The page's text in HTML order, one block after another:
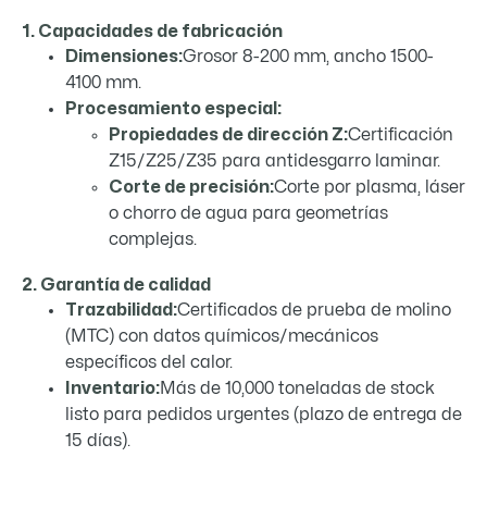
1. Capacidades de fabricación
Dimensiones:Grosor 8-200 mm, ancho 1500-
4100 mm.
Procesamiento especial:
Propiedades de dirección Z:Certificación
Z15/Z25/Z35 para antidesgarro laminar.
Corte de precisión:Corte por plasma, láser
o chorro de agua para geometrías
complejas.
2. Garantía de calidad
Trazabilidad:Certificados de prueba de molino
(MTC) con datos químicos/mecánicos
específicos del calor.
Inventario:Más de 10,000 toneladas de stock
listo para pedidos urgentes (plazo de entrega de
15 días).